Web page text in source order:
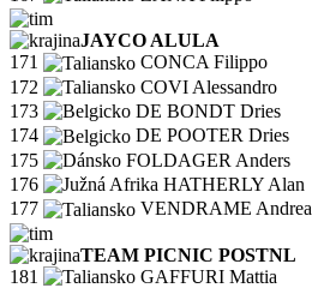
JAYCO ALULA
171
CONCA Filippo
172
COVI Alessandro
173
DE BONDT Dries
174
DE POOTER Dries
175
FOLDAGER Anders
176
HATHERLY Alan
177
VENDRAME Andrea
TEAM PICNIC POSTNL
181
GAFFURI Mattia